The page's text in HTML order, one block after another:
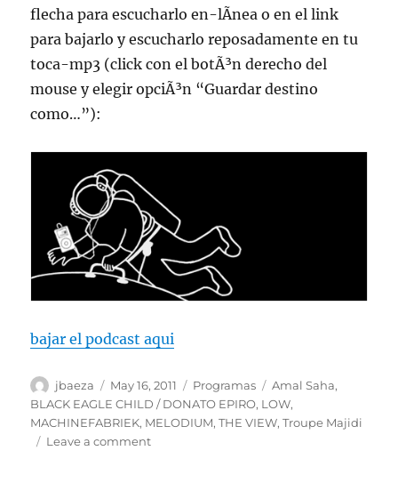
flecha para escucharlo en-lÃ­nea o en el link
para bajarlo y escucharlo reposadamente en tu
toca-mp3 (click con el botÃ³n derecho del
mouse y elegir opciÃ³n “Guardar destino
como…”):
bajar el podcast aqui
Author
jbaeza
Posted
on
May 16, 2011 Categories
Programas Tags
Amal Saha,
BLACK EAGLE CHILD / DONATO EPIRO, LOW,
MACHINEFABRIEK, MELODIUM,THE VIEW,Troupe Majidi
Leave a commenton